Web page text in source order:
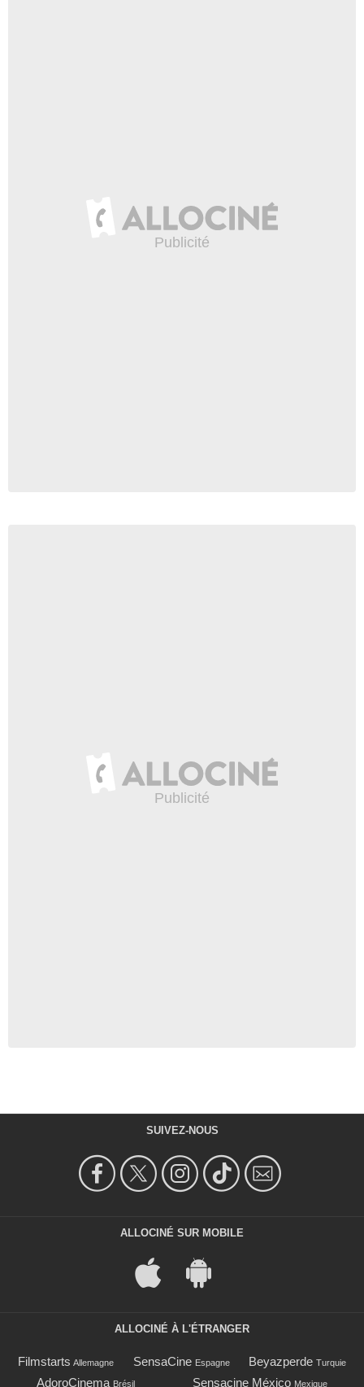
SUIVEZ-NOUS
ALLOCINÉ SUR MOBILE
ALLOCINÉ À L'ÉTRANGER
Filmstarts Allemagne SensaCine Espagne Beyazperde Turquie
AdoroCinema Brésil Sensacine México Mexique